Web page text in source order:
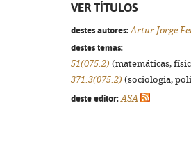
VER TÍTULOS
destes autores: Artur Jorge
destes temas:
51(075.2) (matemáticas,
371.3(075.2) (sociologia,
deste editor: ASA